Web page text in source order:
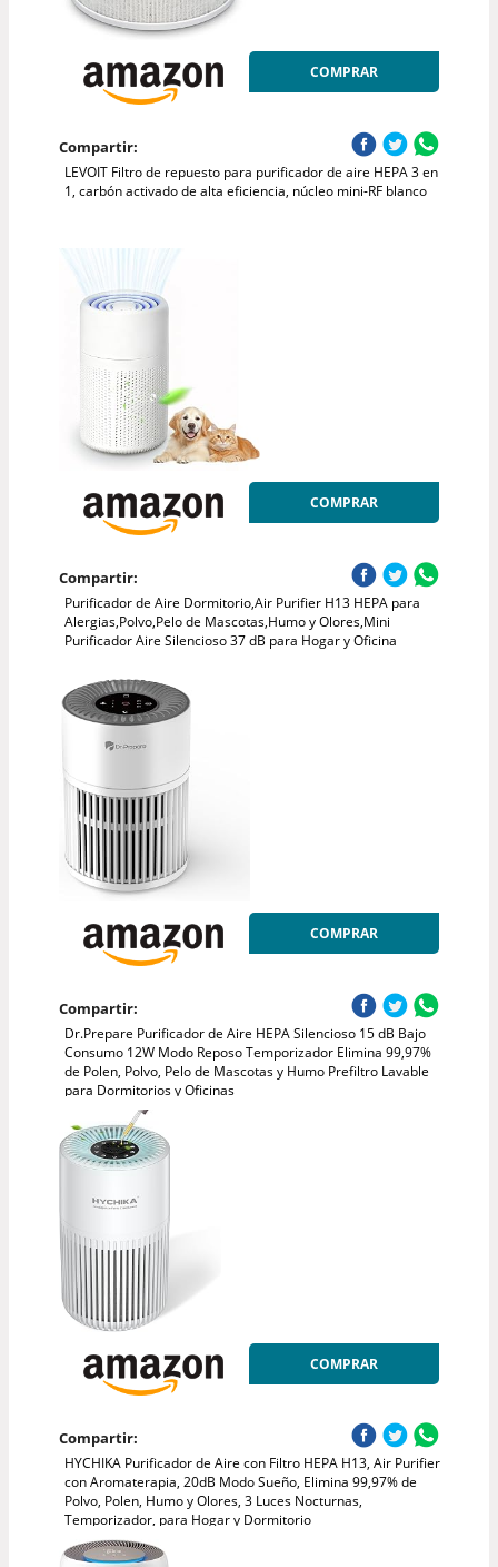
COMPRAR
Compartir:
LEVOIT Filtro de repuesto para purificador de aire HEPA 3 en
1, carbón activado de alta eficiencia, núcleo mini-RF blanco
COMPRAR
Compartir:
Purificador de Aire Dormitorio,Air Purifier H13 HEPA para
Alergias,Polvo,Pelo de Mascotas,Humo y Olores,Mini
Purificador Aire Silencioso 37 dB para Hogar y Oficina
COMPRAR
Compartir:
Dr.Prepare Purificador de Aire HEPA Silencioso 15 dB Bajo
Consumo 12W Modo Reposo Temporizador Elimina 99,97%
de Polen, Polvo, Pelo de Mascotas y Humo Prefiltro Lavable
para Dormitorios y Oficinas
COMPRAR
Compartir:
HYCHIKA Purificador de Aire con Filtro HEPA H13, Air Purifier
con Aromaterapia, 20dB Modo Sueño, Elimina 99,97% de
Polvo, Polen, Humo y Olores, 3 Luces Nocturnas,
Temporizador, para Hogar y Dormitorio